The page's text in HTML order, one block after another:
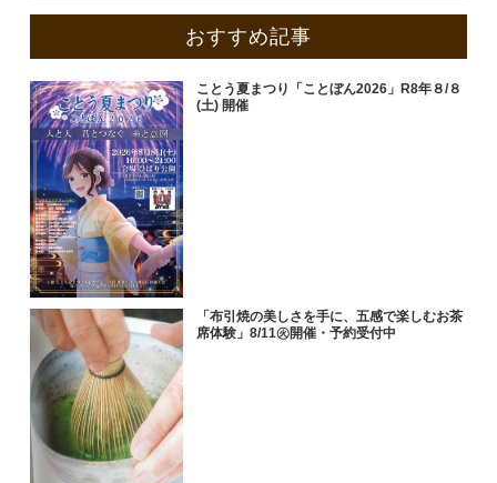
おすすめ記事
ことう夏まつり「ことぼん2026」R8年８/８
(土) 開催
「布引焼の美しさを手に、五感で楽しむお茶
席体験」8/11㊋開催・予約受付中